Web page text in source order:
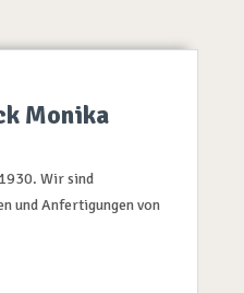
Monika
Wir sind
und Anfertigungen von